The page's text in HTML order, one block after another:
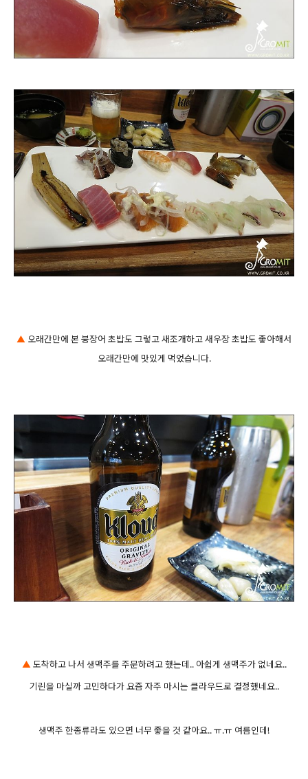
▲ 오래간만에 본 붕장어 초밥도 그렇고 새조개하고 새우장 초밥도 좋아해서
오래간만에 맛있게 먹었습니다.
▲도착하고 나서 생맥주를 주문하려고 했는데.. 아쉽게 생맥주가 없네요..
기린을 마실까 고민하다가 요즘 자주 마시는 클라우드로 결정했네요..
생맥주 한종류라도 있으면 너무 좋을 것 같아요.. ㅠ.ㅠ 여름인데!